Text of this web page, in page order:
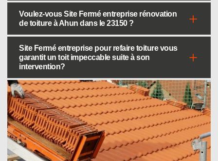
Voulez-vous Site Fermé entreprise rénovation
de toiture à Ahun dans le 23150 ?
Site Fermé entreprise pour refaire toiture vous
garantit un toit impeccable suite à son
intervention?